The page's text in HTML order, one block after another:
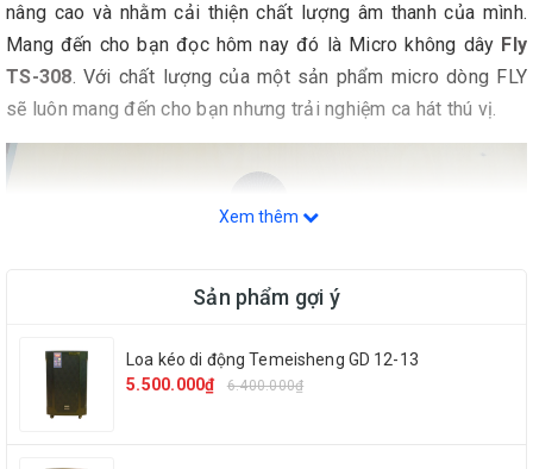
nâng cao và nhằm cải thiện chất lượng âm thanh của mình.
Mang đến cho bạn đọc hôm nay đó là Micro không dây Fly
TS-308. Với chất lượng của một sản phẩm micro dòng FLY
sẽ luôn mang đến cho bạn nhưng trải nghiệm ca hát thú vị.
Xem thêm
Sản phẩm gợi ý
Loa kéo di động Temeisheng GD 12-13
5.500.000₫
6.400.000₫